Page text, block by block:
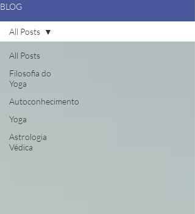
BLOG
All Posts
Filosofia do
Yoga
Autoconhecimento
Yoga
Astrologia
Védica
All Posts